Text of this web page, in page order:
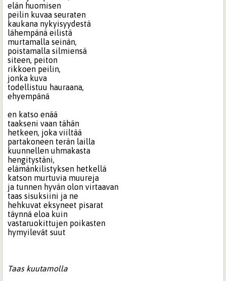
elän huomisen
peilin kuvaa seuraten
kaukana nykyisyydestä
lähempänä eilistä
murtamalla seinän,
poistamalla silmiensä
siteen, peiton
rikkoen peilin,
jonka kuva
todellistuu hauraana,
ehyempänä
en katso enää
taakseni vaan tähän
hetkeen, joka viiltää
partakoneen terän lailla
kuunnellen uhmakasta
hengitystäni,
elämänkilistyksen hetkellä
katson murtuvia muureja
ja tunnen hyvän olon virtaavan
taas sisuksiini ja ne
hehkuvat eksyneet pisarat
täynnä eloa kuin
vastaruokittujen poikasten
hymyilevät suut
Taas kuutamolla